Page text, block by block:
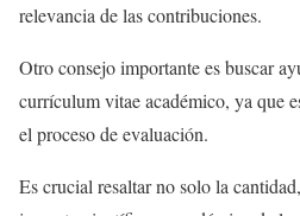
relevancia de las contribuciones.
Otro consejo importante es buscar
currículum vitae académico, ya que
el proceso de evaluación.
Es crucial resaltar no solo la